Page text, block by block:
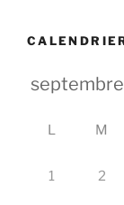
L M
1 2